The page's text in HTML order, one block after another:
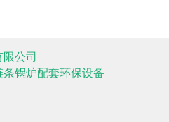
公司
锅炉配套环保设备